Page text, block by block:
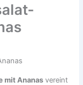
mit Ananas vereint